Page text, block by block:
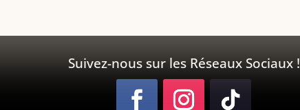
Suivez-nous sur les Réseaux Sociaux !